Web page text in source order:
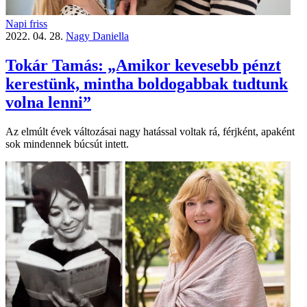
Napi friss
2022. 04. 28. Nagy Daniella
Tokár Tamás: „Amikor kevesebb pénzt
kerestünk, mintha boldogabbak tudtunk
volna lenni”
Az elmúlt évek változásai nagy hatással voltak rá, férjként, apaként
sok mindennek búcsút intett.